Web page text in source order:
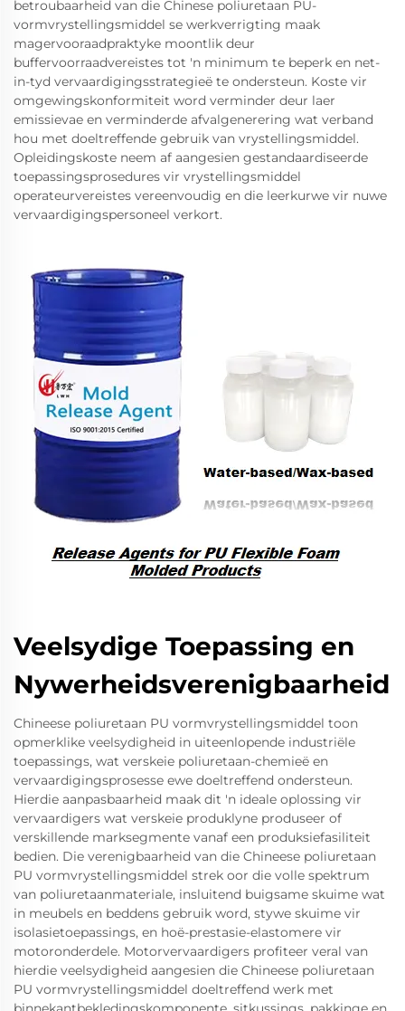
betroubaarheid van die Chinese poliuretaan PU-
vormvrystellingsmiddel se werkverrigting maak
magervooraadpraktyke moontlik deur
buffervoorraadvereistes tot 'n minimum te beperk en net-
in-tyd vervaardigingsstrategieë te ondersteun. Koste vir
omgewingskonformiteit word verminder deur laer
emissievae en verminderde afvalgenerering wat verband
hou met doeltreffende gebruik van vrystellingsmiddel.
Opleidingskoste neem af aangesien gestandaardiseerde
toepassingsprosedures vir vrystellingsmiddel
operateurvereistes vereenvoudig en die leerkurwe vir nuwe
vervaardigingspersoneel verkort.
Veelsydige Toepassing en
Nywerheidsverenigbaarheid
Chineese poliuretaan PU vormvrystellingsmiddel toon
opmerklike veelsydigheid in uiteenlopende industriële
toepassings, wat verskeie poliuretaan-chemieë en
vervaardigingsprosesse ewe doeltreffend ondersteun.
Hierdie aanpasbaarheid maak dit 'n ideale oplossing vir
vervaardigers wat verskeie produklyne produseer of
verskillende marksegmente vanaf een produksiefasiliteit
bedien. Die verenigbaarheid van die Chineese poliuretaan
PU vormvrystellingsmiddel strek oor die volle spektrum
van poliuretaanmateriale, insluitend buigsame skuime wat
in meubels en beddens gebruik word, stywe skuime vir
isolasietoepassings, en hoë-prestasie-elastomere vir
motoronderdele. Motorvervaardigers profiteer veral van
hierdie veelsydigheid aangesien die Chineese poliuretaan
PU vormvrystellingsmiddel doeltreffend werk met